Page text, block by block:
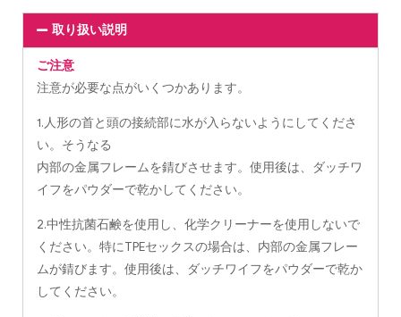
取り扱い説明
ご注意
注意が必要な点がいくつかあります。
1.人形の首と頭の接続部に水が入らないようにしてくださ
い。そうなる
内部の金属フレームを錆びさせます。使用後は、ダッチワ
イフをパウダーで乾かしてください。
2.中性抗菌石鹸を使用し、化学クリーナーを使用しないで
ください。特にTPEセックスの場合は、内部の金属フレー
ムが錆びます。使用後は、ダッチワイフをパウダーで乾か
してください。